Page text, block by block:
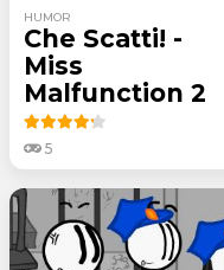
HUMOR
Che Scatti! -
Miss
Malfunction 2
5